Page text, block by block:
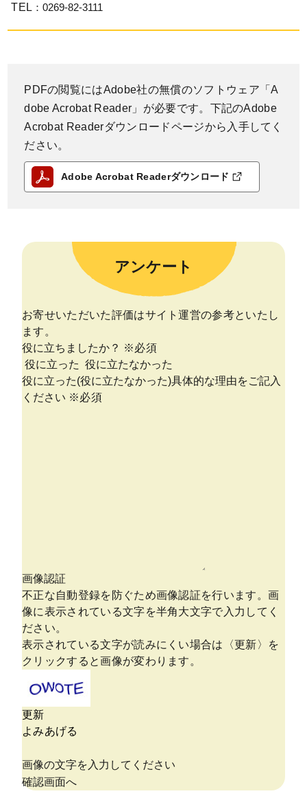
TEL ：0269-82-3111
PDFの閲覧にはAdobe社の無償のソフトウェア「A
dobe Acrobat Reader」が必要です。下記のAdobe
Acrobat Readerダウンロードページから入手してく
ださい。
Adobe Acrobat Readerダウンロード
アンケート